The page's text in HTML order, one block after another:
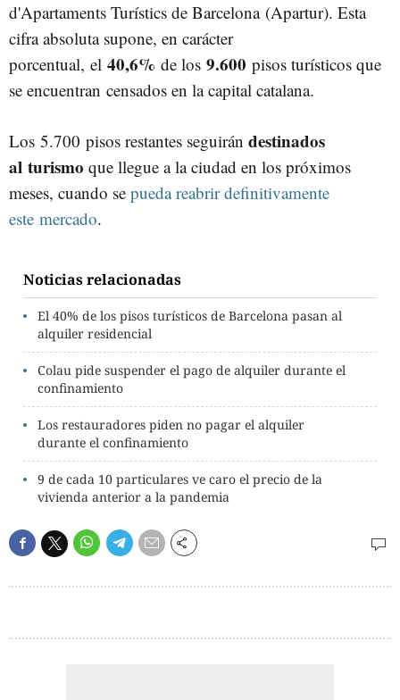
d'Apartaments Turístics de Barcelona (Apartur). Esta
cifra absoluta supone, en carácter
porcentual, el 40,6% de los 9.600 pisos turísticos que
se encuentran censados en la capital catalana.
Los 5.700 pisos restantes seguirán destinados
al turismo que llegue a la ciudad en los próximos
meses, cuando se pueda reabrir definitivamente
este mercado.
Noticias relacionadas
El 40% de los pisos turísticos de Barcelona pasan al
alquiler residencial
Colau pide suspender el pago de alquiler durante el
confinamiento
Los restauradores piden no pagar el alquiler
durante el confinamiento
9 de cada 10 particulares ve caro el precio de la
vivienda anterior a la pandemia